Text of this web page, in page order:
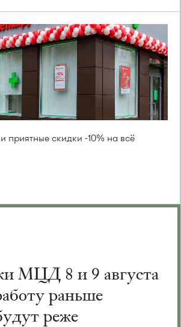
приятные скидки -10% на всё
МЦД 8 и 9 августа
раньше
реже